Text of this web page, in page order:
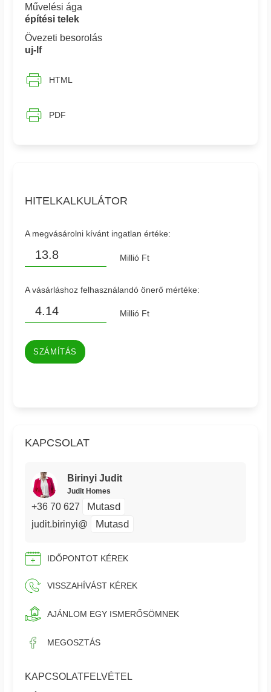
HITELKALKULÁTOR
A megvásárolni kívánt ingatlan értéke:
Millió Ft
A vásárláshoz felhasználandó önerő mértéke:
Millió Ft
SZÁMÍTÁS
KAPCSOLAT
Birinyi Judit
Judit Homes
+36 70 627 Mutasd
judit.birinyi@ Mutasd
IDŐPONTOT KÉREK
VISSZAHÍVÁST KÉREK
AJÁNLOM EGY ISMERŐSÖMNEK
MEGOSZTÁS
KAPCSOLATFELVÉTEL
Művelési ága
építési telek
Övezeti besorolás
uj-lf
HTML
PDF